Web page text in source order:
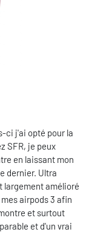
ci j'ai opté pour la
SFR, je peux
en laissant mon
dernier. Ultra
largement amélioré
airpods 3 afin
et surtout
et d'un vrai